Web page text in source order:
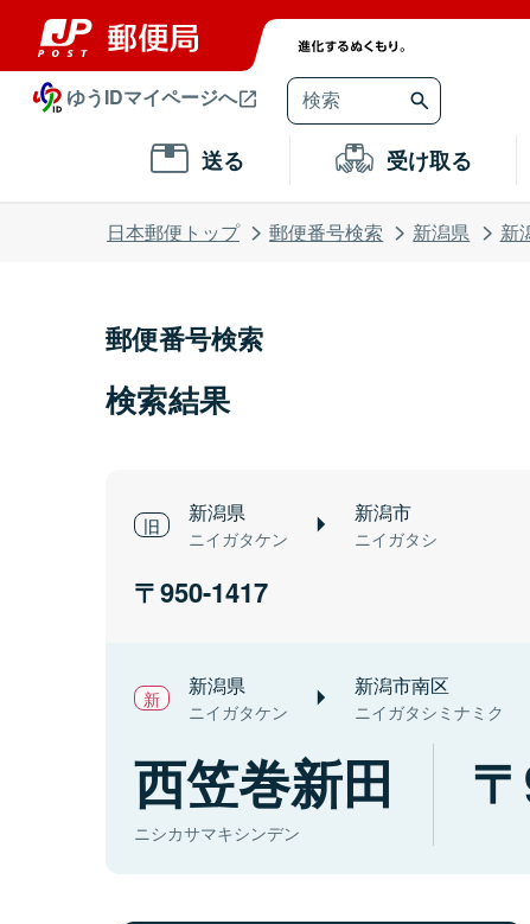
ゆうIDマイページへ
送る 受け取る
日本郵便トップ 郵便番号検索 新潟県 新
郵便番号検索
検索結果
新潟県
ニイガタケン
新潟市
ニイガタシ
950-1417
新潟県
ニイガタケン
新潟市南区
ニイガタシミナミク
西笠巻新田
ニシカサマキシンデン